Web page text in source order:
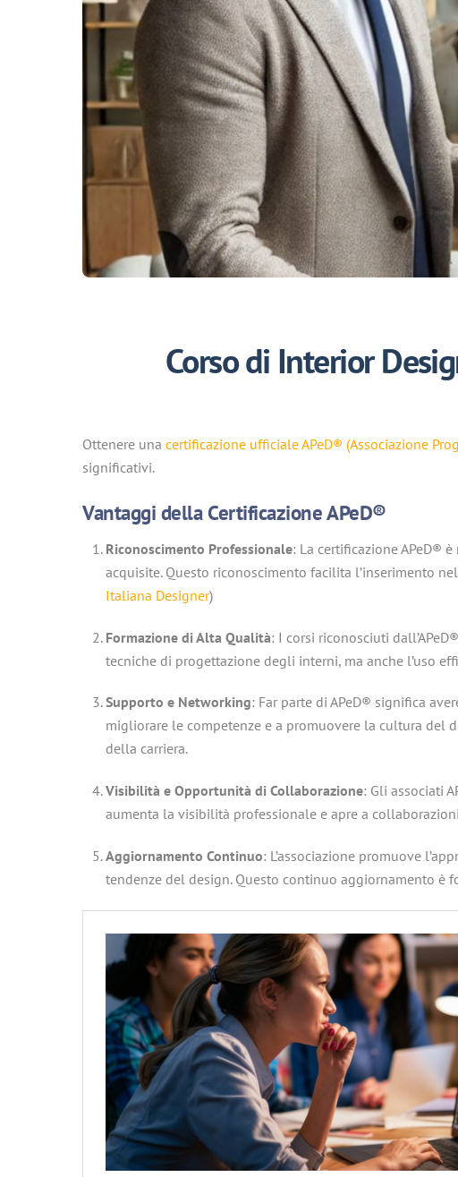
Corso di Interior
Ottenere una certificazione ufficiale APeD® (Associazione
significativi.
Vantaggi della Certificazione APeD®
Riconoscimento Professionale: La certificazione APeD®
acquisite. Questo riconoscimento facilita l’inserimento
Italiana Designer)
Formazione di Alta Qualità: I corsi riconosciuti
tecniche di progettazione degli interni, ma anche l’uso
Supporto e Networking: Far parte di APeD® significa
migliorare le competenze e a promuovere la cultura del
della carriera.
Visibilità e Opportunità di Collaborazione: Gli associati
aumenta la visibilità professionale e apre a
Aggiornamento Continuo: L’associazione promuove
tendenze del design. Questo continuo aggiornamento è